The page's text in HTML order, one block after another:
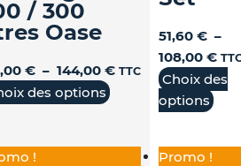
/ 300
Oase
€ – 144,00€ TTC
des options
51,60€ –
108,00€
Choix des
options
! Promo !